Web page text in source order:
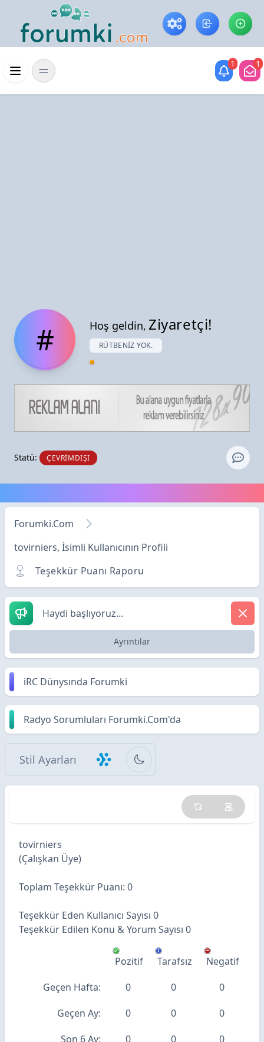
Skip to main content
Menü
1 1
# Hoş geldin, Ziyaretçi!
RÜTBENIZ YOK.
Statü: ÇEVRIMDIŞI
Forumki.Com
tovirniers, İsimli Kullanıcının Profili
Teşekkür Puanı Raporu
Haydi başlıyoruz...
Ayrıntılar
iRC Dünysında Forumki
Radyo Sorumluları Forumki.Com'da
Stil Ayarları
tovirniers
(Çalışkan Üye)
Toplam Teşekkür Puanı: 0
Teşekkür Eden Kullanıcı Sayısı 0
Teşekkür Edilen Konu & Yorum Sayısı 0
Pozitif Tarafsız
Negatif
Geçen Hafta:
0 0
0
Geçen Ay:
0 0
0
Son 6 Ay:
0 0
0